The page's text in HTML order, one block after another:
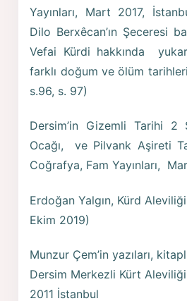
Yayınları, Mart 2017,
Dilo Berxêcan’ın Şeceresi
Vefai Kürdi hakkında
farklı doğum ve ölüm
s.96, s. 97)
Dersim’in Gizemli Tarihi 2
Ocağı, ve Pilvank Aşireti
Coğrafya, Fam Yayınları,
Erdoğan Yalgın, Kürd
Ekim 2019)
Munzur Çem’in yazıları,
Dersim Merkezli Kürt
2011 İstanbul